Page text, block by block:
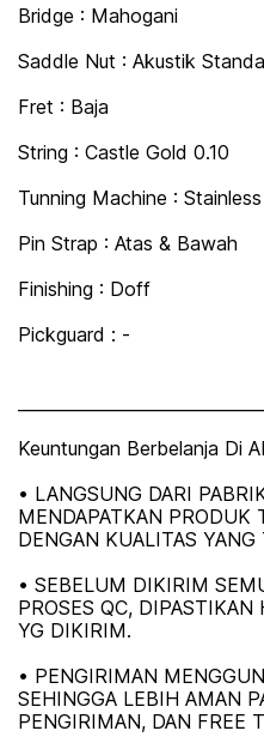
Bridge : Mahogani
Saddle Nut : Akustik
Fret : Baja
String : Castle Gold 0.10
Tunning Machine :
Pin Strap : Atas & Bawah
Finishing : Doff
Pickguard : -
Keuntungan Berbelanja Di
• LANGSUNG DARI
MENDAPATKAN PRODUK
DENGAN KUALITAS YANG
• SEBELUM DIKIRIM
PROSES QC,
YG DIKIRIM.
• PENGIRIMAN
SEHINGGA LEBIH AMAN
PENGIRIMAN, DAN FREE